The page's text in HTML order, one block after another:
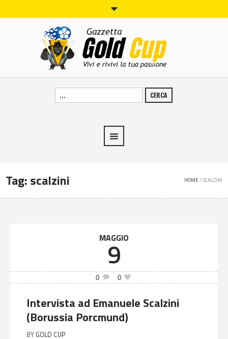
CERCA
Tag:scalzini HOME/SCALZINI
MAGGIO
9
0 0
Intervista ad Emanuele Scalzini
(Borussia Porcmund)
BY GOLD CUP